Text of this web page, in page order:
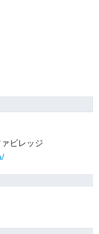
ビレッジ